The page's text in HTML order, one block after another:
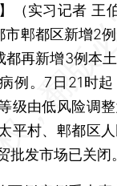
（实习记者 王
市郫都区新增2
都再新增3例本
例。7日21时
级由低风险调
平村、郫都区
批发市场已关闭。